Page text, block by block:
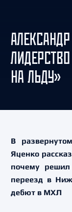
НА ЛЬДУ»
В
Яценко
почему решил
переезд в
дебют в МХЛ